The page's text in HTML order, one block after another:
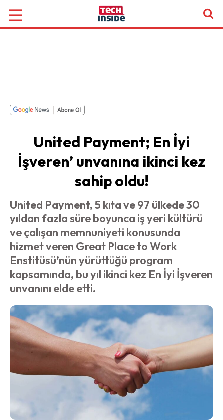
United Payment; En İyi
İşveren’ unvanına ikinci kez
sahip oldu!
United Payment, 5 kıta ve 97 ülkede 30
yıldan fazla süre boyunca iş yeri kültürü
ve çalışan memnuniyeti konusunda
hizmet veren Great Place to Work
Enstitüsü’nün yürüttüğü program
kapsamında, bu yıl ikinci kez En İyi İşveren
unvanını elde etti.